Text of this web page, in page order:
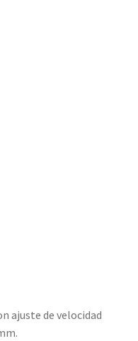
ajuste de velocidad